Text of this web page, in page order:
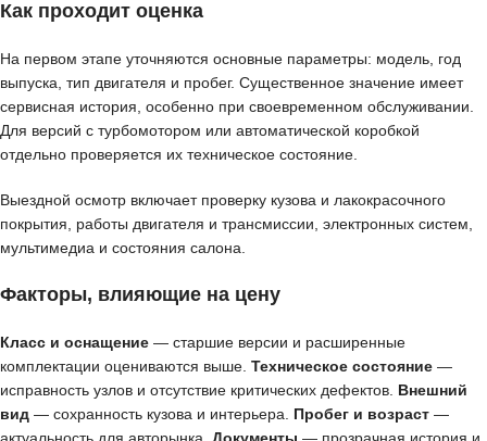
Как проходит оценка
На первом этапе уточняются основные параметры: модель, год
выпуска, тип двигателя и пробег. Существенное значение имеет
сервисная история, особенно при своевременном обслуживании.
Для версий с турбомотором или автоматической коробкой
отдельно проверяется их техническое состояние.
Выездной осмотр включает проверку кузова и лакокрасочного
покрытия, работы двигателя и трансмиссии, электронных систем,
мультимедиа и состояния салона.
Факторы, влияющие на цену
Класс и оснащение — старшие версии и расширенные
комплектации оцениваются выше. Техническое состояние —
исправность узлов и отсутствие критических дефектов. Внешний
вид — сохранность кузова и интерьера. Пробег и возраст —
актуальность для авторынка. Документы — прозрачная история и